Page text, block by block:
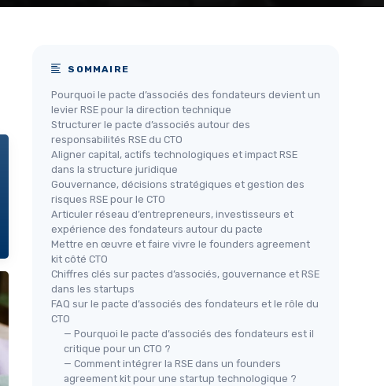
SOMMAIRE
Pourquoi le pacte d’associés des fondateurs devient un
levier RSE pour la direction technique
Structurer le pacte d’associés autour des
responsabilités RSE du CTO
Aligner capital, actifs technologiques et impact RSE
dans la structure juridique
Gouvernance, décisions stratégiques et gestion des
risques RSE pour le CTO
Articuler réseau d’entrepreneurs, investisseurs et
expérience des fondateurs autour du pacte
Mettre en œuvre et faire vivre le founders agreement
kit côté CTO
Chiffres clés sur pactes d’associés, gouvernance et RSE
dans les startups
FAQ sur le pacte d’associés des fondateurs et le rôle du
CTO
— Pourquoi le pacte d’associés des fondateurs est il
critique pour un CTO ?
— Comment intégrer la RSE dans un founders
agreement kit pour une startup technologique ?